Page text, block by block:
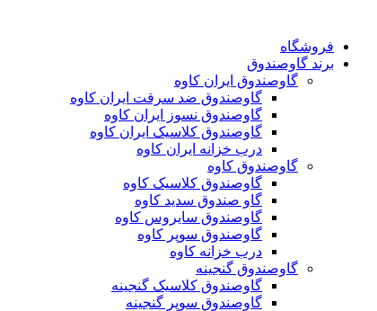
فروشگاه
برند گاوصندوق
گاوصندوق ایران کاوه
گاوصندوق ضد سرقت ایران کاوه
گاوصندوق نسوز ایران کاوه
گاوصندوق کلاسیک ایران کاوه
درب خزانه ایران کاوه
گاوصندوق کاوه
گاوصندوق کلاسیک کاوه
گاو صندوق سدید کاوه
گاوصندوق سایروس کاوه
گاوصندوق سوپر کاوه
درب خزانه کاوه
گاوصندوق گنجینه
گاوصندوق کلاسیک گنجینه
گاوصندوق سوپر گنجینه